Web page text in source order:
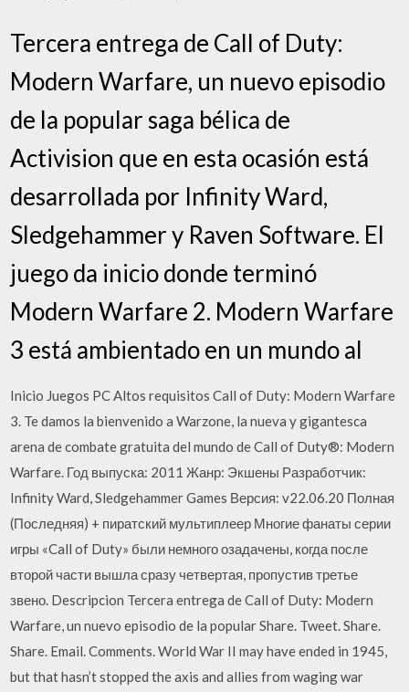
Tercera entrega de Call of Duty:
Modern Warfare, un nuevo episodio
de la popular saga bélica de
Activision que en esta ocasión está
desarrollada por Infinity Ward,
Sledgehammer y Raven Software. El
juego da inicio donde terminó
Modern Warfare 2. Modern Warfare
3 está ambientado en un mundo al
Inicio Juegos PC Altos requisitos Call of Duty: Modern Warfare
3. Te damos la bienvenido a Warzone, la nueva y gigantesca
arena de combate gratuita del mundo de Call of Duty®: Modern
Warfare. Год выпуска: 2011 Жанр: Экшены Разработчик:
Infinity Ward, Sledgehammer Games Версия: v22.06.20 Полная
(Последняя) + пиратский мультиплеер Многие фанаты серии
игры «Call of Duty» были немного озадачены, когда после
второй части вышла сразу четвертая, пропустив третье
звено. Descripcion Tercera entrega de Call of Duty: Modern
Warfare, un nuevo episodio de la popular Share. Tweet. Share.
Share. Email. Comments. World War II may have ended in 1945,
but that hasn’t stopped the axis and allies from waging war